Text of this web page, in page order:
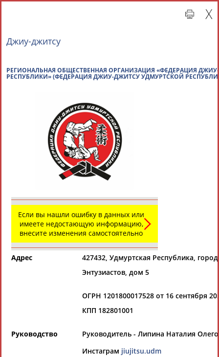
материалов
платформы за
сутки:
Региональные спортивные организации
СВОДНЫЕ ИНДЕКСЫ
ТАБЛО АКТИВНОСТИ
РЕСУРСНАЯ ПЛОЩАДКА
Региональные спортивные организации
Выберите другой тип организаций
Органы управления, федерации, ВУЗы,
Выберите из списка
Вид спорта
Джиу-джитсу
РЕСПУБЛИКИ» (ФЕДЕРАЦИЯ ДЖИУ-ДЖИТСУ
Если вы нашли ошибку в данных или
имеете недостающую информацию,
внесите изменения самостоятельно
Адрес
427432, Удмуртская Республика,
Энтузиастов, дом 5
ОГРН 1201800017528 от 16 сентября
КПП 182801001
Руководство
Руководитель - Липина Наталия
Инстаграм jiujitsu.udm